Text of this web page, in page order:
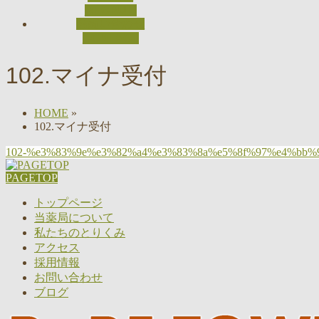
102.マイナ受付
HOME »
102.マイナ受付
102-
PAGETOP
トップページ
当薬局について
私たちのとりくみ
アクセス
採用情報
お問い合わせ
ブログ